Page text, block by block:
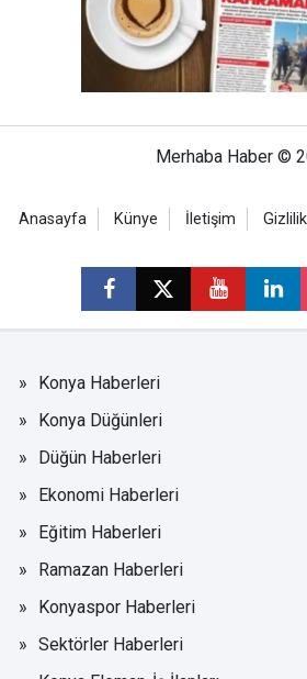
Merhaba Haber ©
Anasayfa Künye İletişim
Konya Haberleri
Konya Düğünleri
Düğün Haberleri
Ekonomi Haberleri
Eğitim Haberleri
Ramazan Haberleri
Konyaspor Haberleri
Sektörler Haberleri